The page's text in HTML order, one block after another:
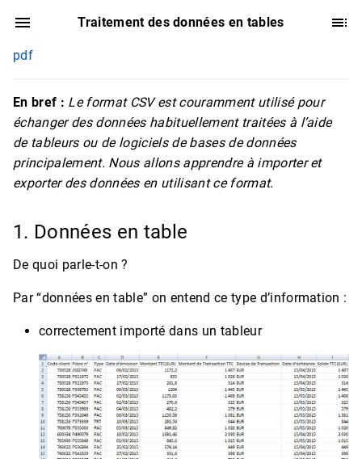
Traitement des données en tables
pdf
En bref : Le format CSV est couramment utilisé pour
échanger des données habituellement traitées à l’aide
de tableurs ou de logiciels de bases de données
principalement. Nous allons apprendre à importer et
exporter des données en utilisant ce format.
1. Données en table
De quoi parle-t-on ?
Par “données en table” on entend ce type d’information :
correctement importé dans un tableur